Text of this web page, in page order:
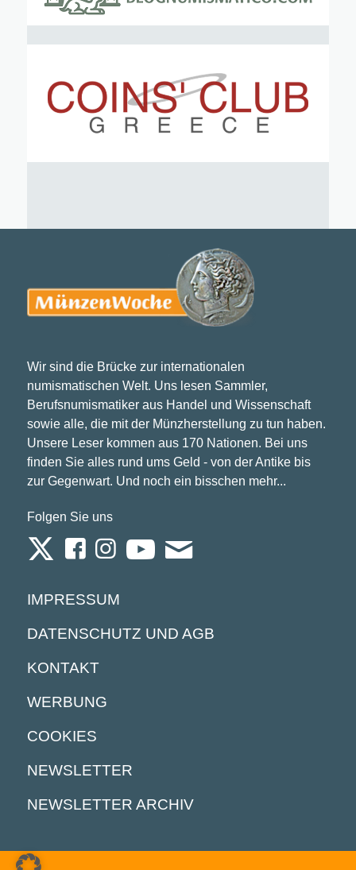
Wir sind die Brücke zur internationalen
numismatischen Welt. Uns lesen Sammler,
Berufsnumismatiker aus Handel und Wissenschaft
sowie alle, die mit der Münzherstellung zu tun haben.
Unsere Leser kommen aus 170 Nationen. Bei uns
finden Sie alles rund ums Geld - von der Antike bis
zur Gegenwart. Und noch ein bisschen mehr...
Folgen Sie uns
IMPRESSUM
DATENSCHUTZ UND AGB
KONTAKT
WERBUNG
COOKIES
NEWSLETTER
NEWSLETTER ARCHIV